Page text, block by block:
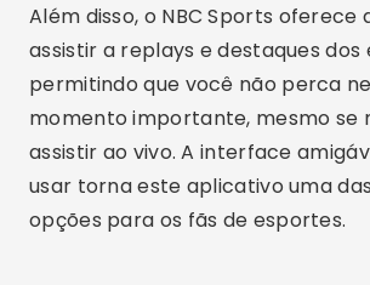
Além disso, o NBC Sports oferece
assistir a replays e destaques dos
permitindo que você não perca
momento importante, mesmo se
assistir ao vivo. A interface
usar torna este aplicativo uma
opções para os fãs de esportes.